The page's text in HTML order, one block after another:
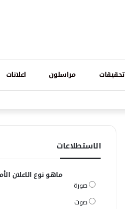
تحقيقات مراسلون اعلانات
الاستطلاعات
ماهو نوع الاعلان
صورة
صوت